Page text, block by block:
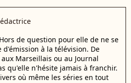
de question pour elle de ne se
à la télévision. De
Marseillais ou au Journal
qu'elle n'hésite jamais à franchir.
où même les séries en tout